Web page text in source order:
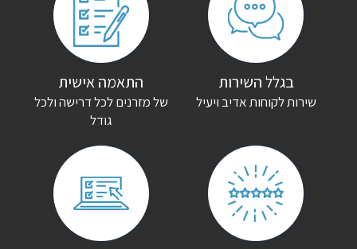
היה הראשון לכתוב סקירה “ספת נוער כתר”
האימייל לא יוצג באתר.
שדות החובה מסומנים
בגלל השירות
שירות לקוחות אדיב ויעיל
התאמה אישית
של מזרנים לכל דרישה ולכל
גודל